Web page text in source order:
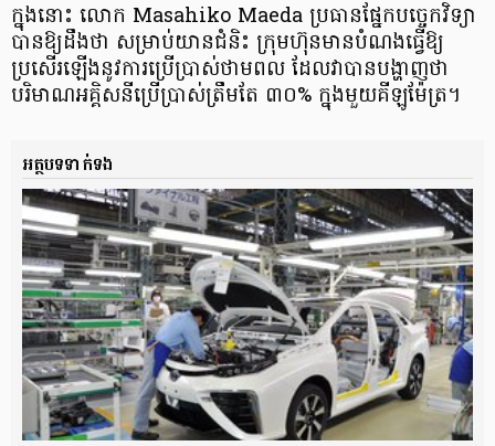
ក្នុងនោះ លោក Masahiko Maeda ប្រធានផ្នែកបច្ចេកវិទ្យា
បានឱ្យដឹងថា សម្រាប់យានជំនិះ ក្រុមហ៊ុនមានបំណងធ្វើឱ្យ
ប្រសើរឡើងនូវការប្រើប្រាស់ថាមពល ដែលវាបានបង្ហាញថា
បរិមាណអគ្គិសនីប្រើប្រាស់ត្រឹមតែ ៣០% ក្នុងមួយគីឡូម៉ែត្រ។
អត្ថបទទាក់ទង